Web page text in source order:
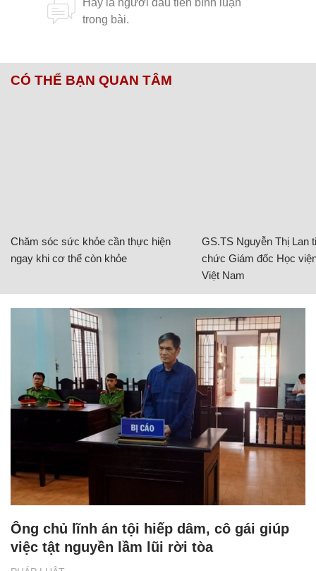
CÓ THỂ BẠN QUAN TÂM
Chăm sóc sức khỏe cần thực hiện
ngay khi cơ thể còn khỏe
GS.TS Nguyễn Thị Lan
chức Giám đốc Học
Việt Nam
Ông chủ lĩnh án tội hiếp dâm, cô gái giúp
việc tật nguyền lầm lũi rời tòa